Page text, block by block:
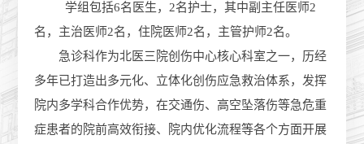
学组包括6名医生，2名护士，其中副主任医师2
名，主治医师2名，住院医师2名，主管护师2名。
急诊科作为北医三院创伤中心核心科室之一，历经
多年已打造出多元化、立体化创伤应急救治体系，发挥
院内多学科合作优势，在交通伤、高空坠落伤等急危重
症患者的院前高效衔接、院内优化流程等各个方面开展